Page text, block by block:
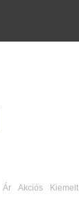
Ár Akciós Kiemelt